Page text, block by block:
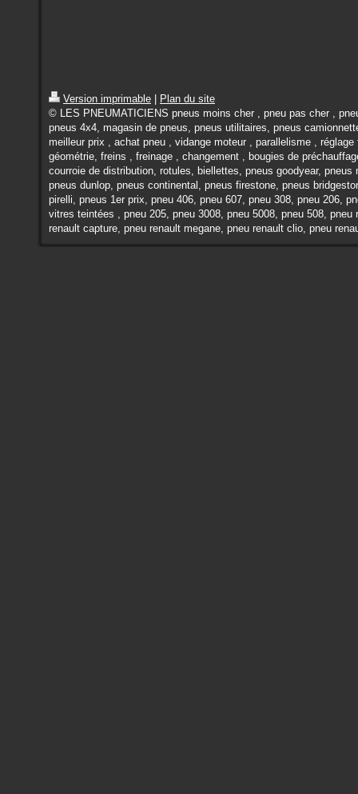
Version imprimable | Plan du site
© LES PNEUMATICIENS pneus moins cher , pneu pas cher ,
pneus 4x4, magasin de pneus, pneus utilitaires, pneus
meilleur prix , achat pneu , vidange moteur , parallelisme , réglage
géométrie, freins , freinage , changement , bougies de
courroie de distribution, rotules, biellettes, pneus goodyear, pneus
pneus dunlop, pneus continental, pneus firestone, pneus
pirelli, pneus 1er prix, pneu 406, pneu 607, pneu 308, pneu 206,
vitres teintées , pneu 205, pneu 3008, pneu 5008, pneu 508, pneu
renault capture, pneu renault megane, pneu renault clio, pneu